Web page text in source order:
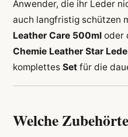
Anwender, die ihr Leder
auch langfristig schützen
Leather Care 500mloder
Chemie Leather Star
komplettes Setfür die
Welche